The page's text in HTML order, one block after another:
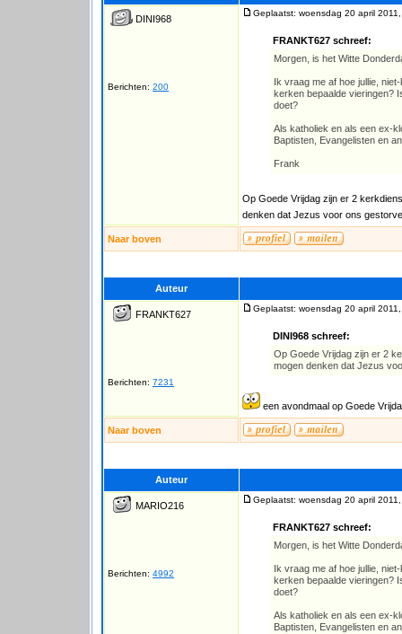
DINI968
Berichten: 200
Geplaatst: woensdag 20 april
FRANKT627 schreef:
Morgen, is het Witte
Ik vraag me af hoe jullie,
kerken bepaalde vieringen?
doet?
Als katholiek en als een ex-
Baptisten, Evangelisten en
Frank
Op Goede Vrijdag zijn er 2
denken dat Jezus voor ons
Naar boven
Auteur
FRANKT627
Berichten: 7231
Geplaatst: woensdag 20 april
DINI968 schreef:
Op Goede Vrijdag zijn er 2
mogen denken dat Jezus
een avondmaal op Goede
Naar boven
Auteur
MARIO216
Berichten: 4992
Geplaatst: woensdag 20 april
FRANKT627 schreef:
Morgen, is het Witte
Ik vraag me af hoe jullie,
kerken bepaalde vieringen?
doet?
Als katholiek en als een ex-
Baptisten, Evangelisten en